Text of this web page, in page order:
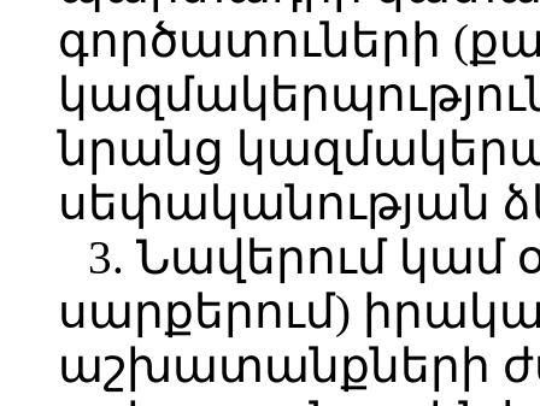
գործատուների
նրանց
սեփականության
3. Նավերում կամ
սարքերում)
աշխատանքների